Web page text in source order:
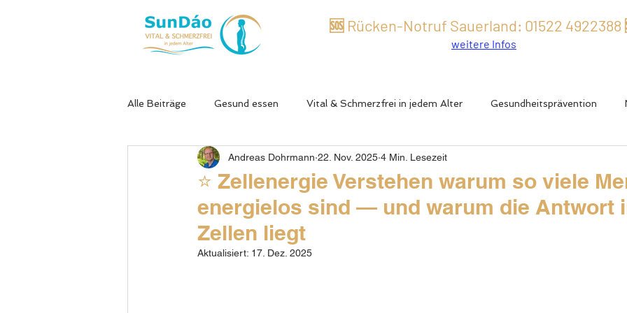
🆘 Rücken-Notruf Sauerland: 01522 4922388
weitere Infos
Alle Beiträge Gesund essen Vital & Schmerzfrei in jedem Alter Gesundheitsprävention
Dorntherapie Neurodegenerative Erkrankungen Männergesundheit
Schmunzelecke Longevity oder auch Langlebigkeit Testosteronmangel Energie,
⭐ Zellenergie Verstehen warum so viele
energielos sind — und warum die Antwort
Zellen liegt
Andreas Dohrmann 22. Nov. 2025 4 Min. Lesezeit
Aktualisiert: 17. Dez. 2025